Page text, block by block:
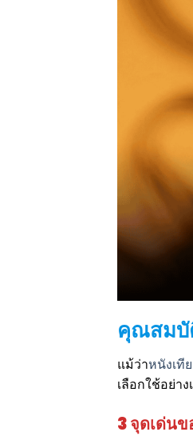
คุณสมบั
แม้ว่าหนังเที
เลือกใช้อย่า
3 จุดเด่นข